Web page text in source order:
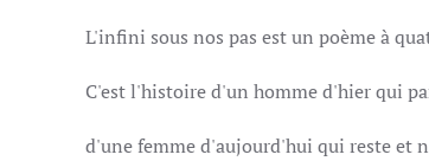
L'infini sous nos pas est un poème à
C'est l'histoire d'un homme d'hier qui
d'une femme d'aujourd'hui qui reste et